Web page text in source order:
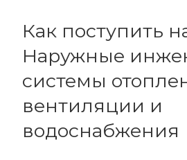
Как поступить
Наружные
системы
вентиляции и
водоснабжения